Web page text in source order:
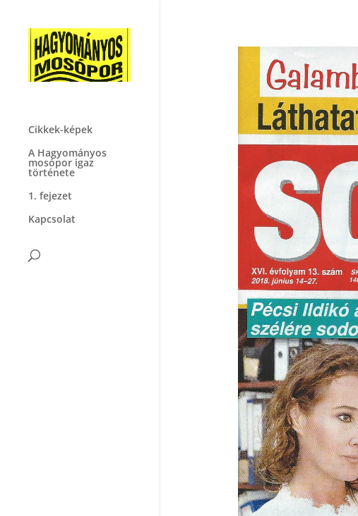
Cikkek-képek
A Hagyományos
mosópor igaz
története
1. fejezet
Kapcsolat